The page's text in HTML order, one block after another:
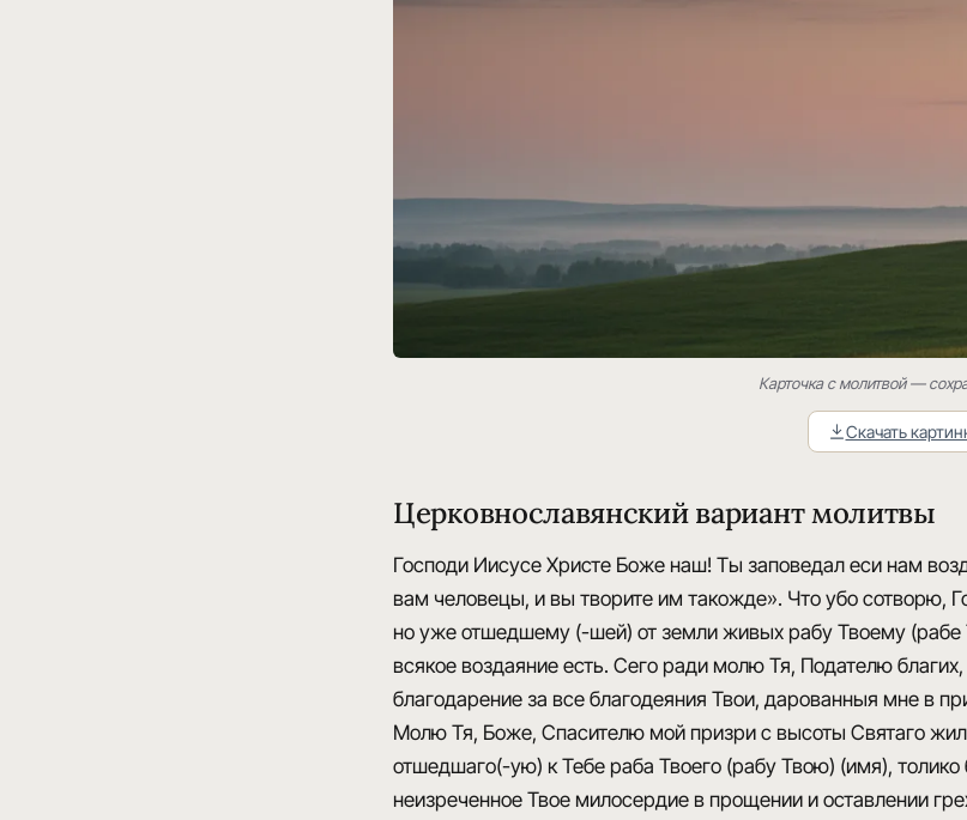
Карточка с молитвой —
Скачать
Церковнославянский вариант молитвы
Господи Иисусе Христе Боже наш! Ты заповедал еси нам
вам человецы, и вы творите им такожде». Что убо сотворю,
но уже отшедшему (-шей) от земли живых рабу Твоему (рабе
всякое воздаяние есть. Сего ради молю Тя, Подателю
благодарение за все благодеяния Твои, дарованныя мне в
Молю Тя, Боже, Спасителю мой призри с высоты Святаго
отшедшаго(-ую) к Тебе раба Твоего (рабу Твою) (имя),
неизреченное Твое милосердие в прощении и оставлении